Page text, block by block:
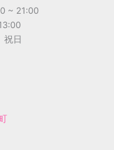
~ 21:00
祝日